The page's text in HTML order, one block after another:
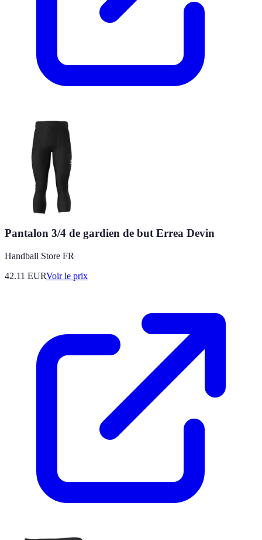
Pantalon 3/4 de gardien de but Errea Devin
Handball Store FR
42.11 EURVoir le prix